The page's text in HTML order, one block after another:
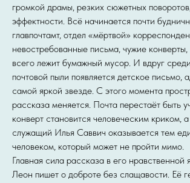
громкой драмы, резких сюжетных
эффектности. Всё начинается почти
главпочтамт, отдел «мёртвой»
невостребованные письма, чужие
всего лежит бумажный мусор. И вдруг
почтовой пыли появляется детское письмо,
самой яркой звезде. С этого момента
рассказа меняется. Почта перестаёт быть
конверт становится человеческим криком,
служащий Илья Саввич оказывается тем
человеком, который может не пройти мимо.
Главная сила рассказа в его нравственной
Леон пишет о доброте без слащавости. Её